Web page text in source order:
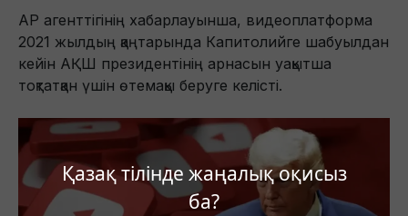
Қазақ тілінде жаңалық оқисыз
ба?
AP агенттігінің хабарлауынша, видеоплатформа
2021 жылдың қаңтарында Капитолийге шабуылдан
кейін АҚШ президентінің арнасын уақытша
тоқтатқан үшін өтемақы беруге келісті.